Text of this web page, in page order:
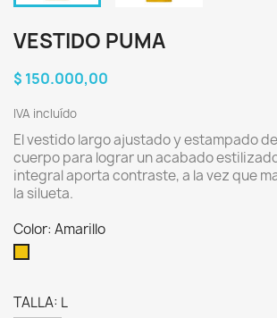
VESTIDO PUMA
$ 150.000,00
IVA incluído
El vestido largo ajustado y estampado
cuerpo para lograr un acabado
integral aporta contraste, a la vez que
la silueta.
Color: Amarillo
TALLA: L